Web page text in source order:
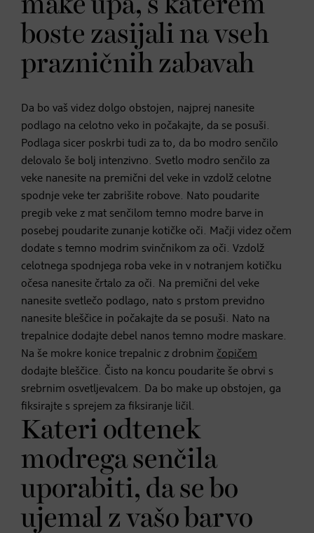
boste zasijali na vseh
prazničnih zabavah
Da bo vaš videz dolgo obstojen, najprej nanesite
podlago na celotno veko in počakajte, da se posuši.
Podlaga sicer poskrbi tudi za to, da bo modro senčilo
delovalo še bolj intenzivno. Svetlo modro senčilo za
veke nanesite na premični del veke in vzdolž celotne
spodnje veke ter zabrišite robove. Nato poudarite
pregib veke z mat senčilom temno modre barve in
posebej poudarite zunanje kotičke oči. Mačji videz očem
dodate s temno modrim svinčnikom za oči. Vzdolž
celotnega spodnjega roba veke in v notranjem kotičku
očesa nanesite črtalo za oči. Na premični del veke
nanesite svetlečo podlago, nato s prstom previdno
nanesite bleščice in počakajte da se posuši. Nato na
trepalnice dodajte debel nanos temno modre maskare.
Na še mokre konice trepalnic z drobnim čopičem
dodajte bleščice. Čisto na koncu poudarite še obrvi s
srebrnim osvetljevalcem. Da bo make up obstojen, ga
fiksirajte s sprejem za fiksiranje ličil.
Kateri odtenek
modrega senčila
uporabiti, da se bo
ujemal z vašo barvo